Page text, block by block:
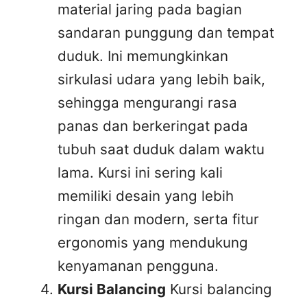
material jaring pada bagian
sandaran punggung dan tempat
duduk. Ini memungkinkan
sirkulasi udara yang lebih baik,
sehingga mengurangi rasa
panas dan berkeringat pada
tubuh saat duduk dalam waktu
lama. Kursi ini sering kali
memiliki desain yang lebih
ringan dan modern, serta fitur
ergonomis yang mendukung
kenyamanan pengguna.
Kursi Balancing Kursi balancing